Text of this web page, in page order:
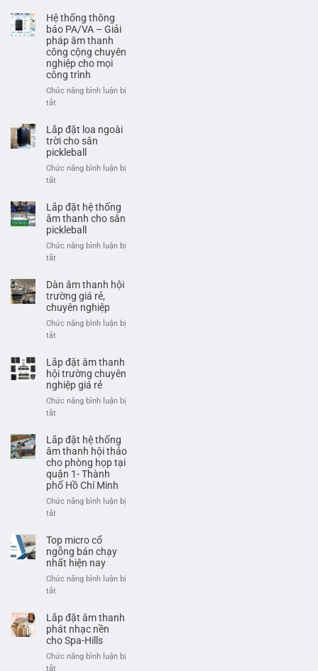
Thông
Báo
Và
Cảnh
Báo
Khẩn
Cấp
Cổ
Ngỗng
Là
Gì?
Cấu
Tạo
Và
Trong
Hội
Nghị
Hệ thống thông
báo PA/VA – Giải
pháp âm thanh
công cộng chuyên
nghiệp cho mọi
công trình
Chức năng bình luận bị
tắt
thống
thông
báo
PA/VA
âm
thanh
công
cộng
cho
mọi
công
trình
Lắp đặt loa ngoài
trời cho sân
pickleball
Chức năng bình luận bị
tắt
đặt
loa
ngoài
trời
Lắp đặt hệ thống
âm thanh cho sân
pickleball
Chức năng bình luận bị
tắt
đặt
hệ
thống
âm
pickleball
Dàn âm thanh hội
trường giá rẻ,
chuyên nghiệp
Chức năng bình luận bị
tắt
âm
thanh
hội
trường
nghiệp
Lắp đặt âm thanh
hội trường chuyên
nghiệp giá rẻ
Chức năng bình luận bị
tắt
đặt
âm
thanh
hội
trường
chuyên
Lắp đặt hệ thống
âm thanh hội thảo
cho phòng họp tại
quận 1- Thành
phố Hồ Chí Minh
Chức năng bình luận bị
tắt
đặt
hệ
thống
âm
cho
phòng
họp
tại
Top micro cổ
ngỗng bán chạy
nhất hiện nay
Chức năng bình luận bị
tắt
micro
cổ
ngỗng
bán
Lắp đặt âm thanh
phát nhạc nền
cho Spa-Hills
Chức năng bình luận bị
tắt